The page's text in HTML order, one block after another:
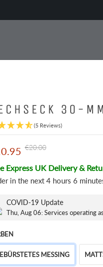
30-
(5 Reviews)
€20.00
Express UK Delivery &
in the next 4 hours 6
COVID-19 Update
Thu, Aug 06: Services operating
MESSING